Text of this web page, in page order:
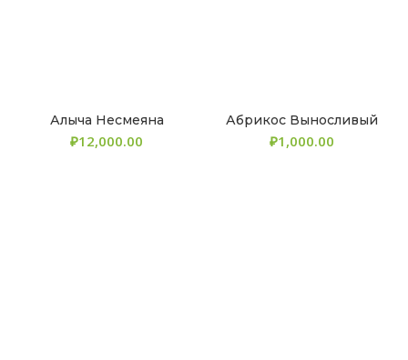
Алыча Несмеяна
₽
Абрикос Выносливый
₽